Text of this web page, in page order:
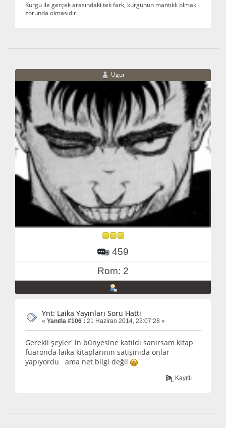
Kurgu ile gerçek arasındaki tek fark, kurgunun mantıklı olmak
zorunda olmasıdır.
Ugur
459
Rom: 2
Ynt: Laika Yayınları Soru Hattı
« Yanıtla #106 : 21 Haziran 2014, 22:07:28 »
Gerekli şeyler' in bünyesine katıldı sanırsam kitap
fuaronda laika kitaplarının satışınıda onlar
yapıyordu ama net bilgi değil
Kayıtlı